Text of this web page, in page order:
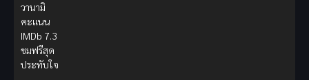
วานามิ
คะแนน
IMDb 7.3
ชมฟรีสุด
ประทับใจ